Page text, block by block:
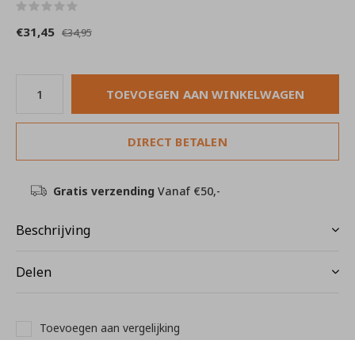
€31,45 €34,95
TOEVOEGEN AAN WINKELWAGEN
DIRECT BETALEN
Gratis verzending Vanaf €50,-
Beschrijving
Delen
Toevoegen aan vergelijking